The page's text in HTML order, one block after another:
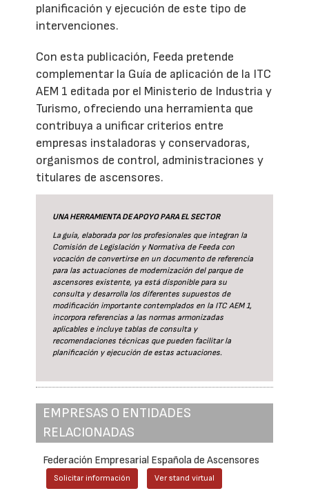
planificación y ejecución de este tipo de
intervenciones.
Con esta publicación, Feeda pretende
complementar la Guía de aplicación de la ITC
AEM 1 editada por el Ministerio de Industria y
Turismo, ofreciendo una herramienta que
contribuya a unificar criterios entre
empresas instaladoras y conservadoras,
organismos de control, administraciones y
titulares de ascensores.
UNA HERRAMIENTA DE APOYO PARA EL SECTOR
La guía, elaborada por los profesionales que integran la
Comisión de Legislación y Normativa de Feeda con
vocación de convertirse en un documento de referencia
para las actuaciones de modernización del parque de
ascensores existente, ya está disponible para su
consulta y desarrolla los diferentes supuestos de
modificación importante contemplados en la ITC AEM 1,
incorpora referencias a las normas armonizadas
aplicables e incluye tablas de consulta y
recomendaciones técnicas que pueden facilitar la
planificación y ejecución de estas actuaciones.
EMPRESAS O ENTIDADES
RELACIONADAS
Federación Empresarial Española de Ascensores
Solicitar información Ver stand virtual